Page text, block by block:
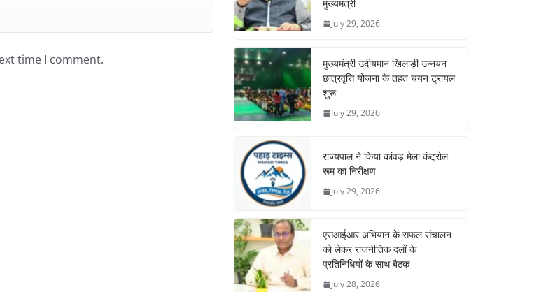
time I comment.
मुख्यमंत्री
July 29, 2026
मुख्यमंत्री उदीयमान खिलाड़ी उन्नयन
छात्रवृत्ति योजना के तहत चयन ट्रायल
शुरू
July 29, 2026
राज्यपाल ने किया कांवड़ मेला कंट्रोल
रूम का निरीक्षण
July 29, 2026
एसआईआर अभियान के सफल संचालन
को लेकर राजनीतिक दलों के
प्रतिनिधियों के साथ बैठक
July 28, 2026